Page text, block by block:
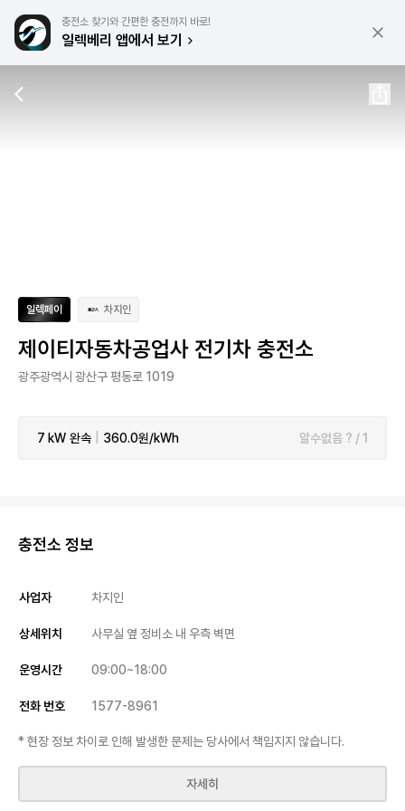
충전소 찾기와 간편한 충전까지 바로!
일렉베리 앱에서 보기
일렉페이 차지인
제이티자동차공업사 전기차 충전소
광주광역시 광산구 평동로 1019
7 kW 완속 360.0원/kWh 알수없음 ? / 1
충전소 정보
사업자 차지인
상세위치 사무실 옆 정비소 내 우측 벽면
운영시간 09:00~18:00
전화 번호 1577-8961
* 현장 정보 차이로 인해 발생한 문제는 당사에서 책임지지 않습니다.
자세히